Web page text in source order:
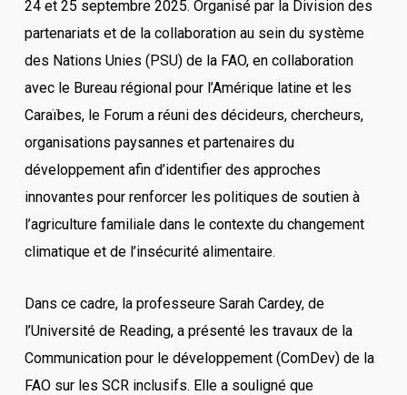
24 et 25 septembre 2025. Organisé par la Division des
partenariats et de la collaboration au sein du système
des Nations Unies (PSU) de la FAO, en collaboration
avec le Bureau régional pour l’Amérique latine et les
Caraïbes, le Forum a réuni des décideurs, chercheurs,
organisations paysannes et partenaires du
développement afin d’identifier des approches
innovantes pour renforcer les politiques de soutien à
l’agriculture familiale dans le contexte du changement
climatique et de l’insécurité alimentaire.
Dans ce cadre, la professeure Sarah Cardey, de
l’Université de Reading, a présenté les travaux de la
Communication pour le développement (ComDev) de la
FAO sur les SCR inclusifs. Elle a souligné que